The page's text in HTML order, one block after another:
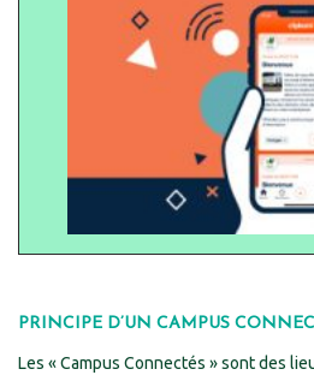
PRINCIPE D’UN CAMPUS
Les « Campus Connectés » sont des